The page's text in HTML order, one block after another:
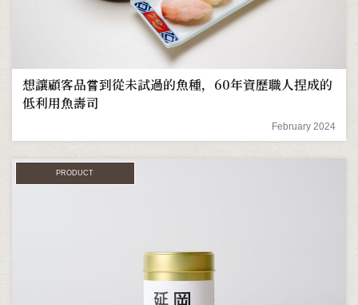
想讓顧客品嘗到從未試過的魚種，60年資歷職人捏成的
低利用魚壽司
February 2024
PRODUCT